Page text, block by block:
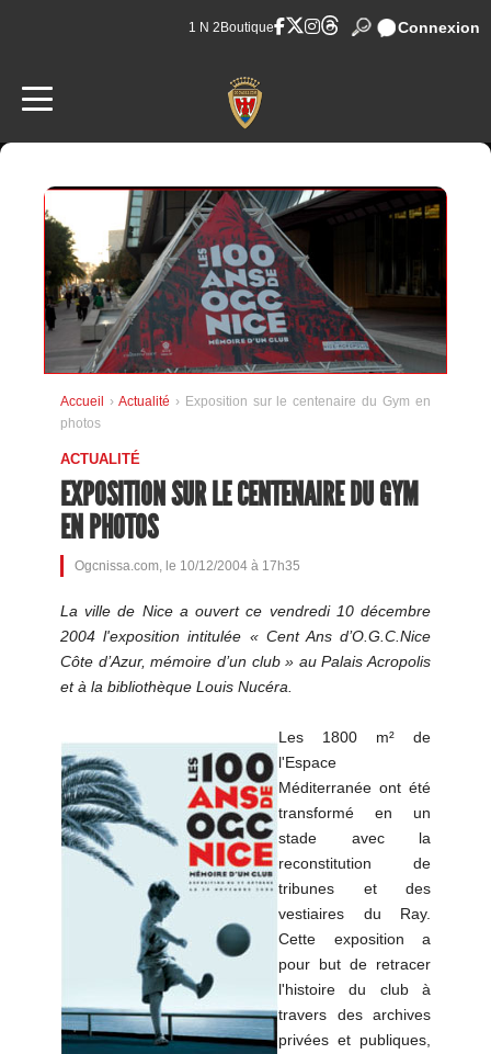
1 N 2 Boutique Connexion
Accueil › Actualité › Exposition sur le centenaire du Gym en
photos
ACTUALITÉ
EXPOSITION SUR LE CENTENAIRE DU GYM
EN PHOTOS
Ogcnissa.com, le 10/12/2004 à 17h35
La ville de Nice a ouvert ce vendredi 10 décembre
2004 l'exposition intitulée « Cent Ans d’O.G.C.Nice
Côte d’Azur, mémoire d’un club » au Palais Acropolis
et à la bibliothèque Louis Nucéra.
Les 1800 m² de
l'Espace
Méditerranée ont été
transformé en un
stade avec la
reconstitution de
tribunes et des
vestiaires du Ray.
Cette exposition a
pour but de retracer
l'histoire du club à
travers des archives
privées et publiques,